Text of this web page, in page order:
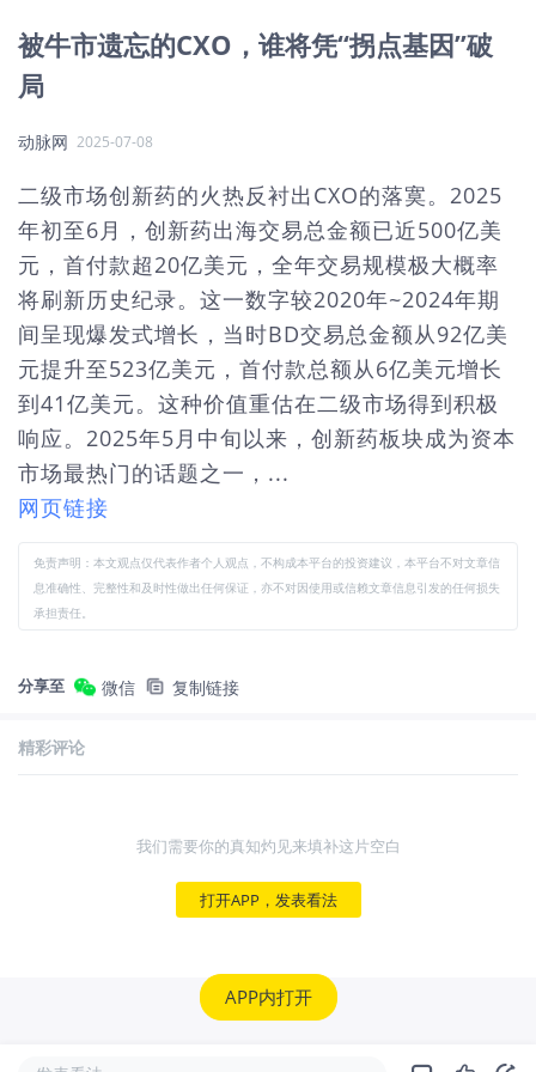
被牛市遗忘的CXO，谁将凭“拐点基因”破
局
动脉网 2025-07-08
二级市场创新药的火热反衬出CXO的落寞。2025
年初至6月，创新药出海交易总金额已近500亿美
元，首付款超20亿美元，全年交易规模极大概率
将刷新历史纪录。这一数字较2020年~2024年期
间呈现爆发式增长，当时BD交易总金额从92亿美
元提升至523亿美元，首付款总额从6亿美元增长
到41亿美元。这种‌价值重估‌在二级市场得到积极
响应。2025年5月中旬以来，创新药板块成为资本
市场最热门的话题之一，...
网页链接
免责声明：本文观点仅代表作者个人观点，不构成本平台的投资建议，本平台不对文章信
息准确性、完整性和及时性做出任何保证，亦不对因使用或信赖文章信息引发的任何损失
承担责任。
分享至 微信 复制链接
精彩评论
我们需要你的真知灼见来填补这片空白
打开APP，发表看法
APP内打开